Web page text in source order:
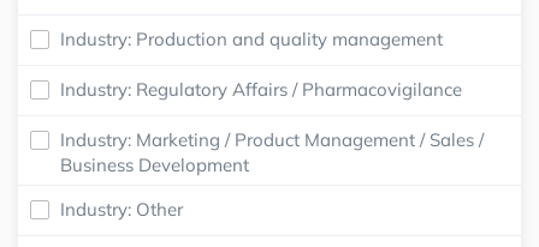
Industry: Production and quality management
Industry: Regulatory Affairs / Pharmacovigilance
Industry: Marketing / Product Management / Sales /
Business Development
Industry: Other